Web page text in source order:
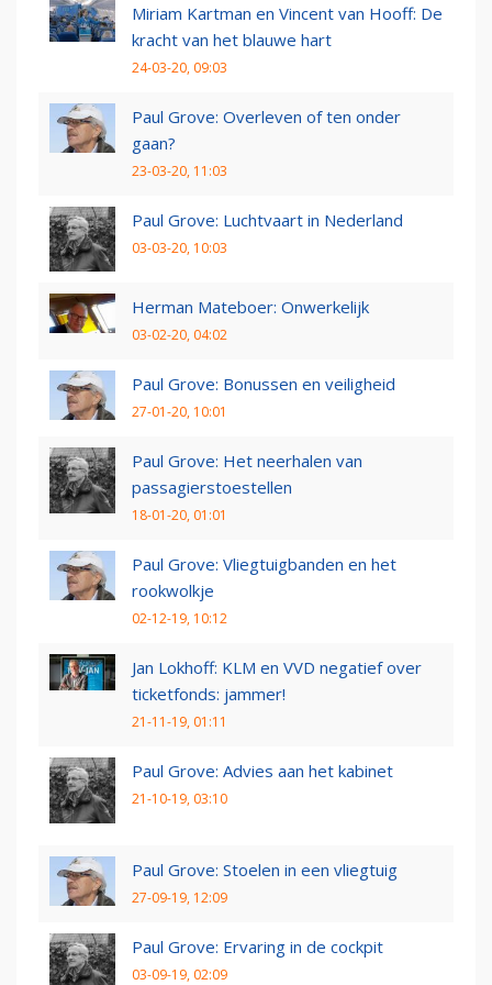
Miriam Kartman en Vincent van Hooff: De
kracht van het blauwe hart
24-03-20, 09:03
Paul Grove: Overleven of ten onder
gaan?
23-03-20, 11:03
Paul Grove: Luchtvaart in Nederland
03-03-20, 10:03
Herman Mateboer: Onwerkelijk
03-02-20, 04:02
Paul Grove: Bonussen en veiligheid
27-01-20, 10:01
Paul Grove: Het neerhalen van
passagierstoestellen
18-01-20, 01:01
Paul Grove: Vliegtuigbanden en het
rookwolkje
02-12-19, 10:12
Jan Lokhoff: KLM en VVD negatief over
ticketfonds: jammer!
21-11-19, 01:11
Paul Grove: Advies aan het kabinet
21-10-19, 03:10
Paul Grove: Stoelen in een vliegtuig
27-09-19, 12:09
Paul Grove: Ervaring in de cockpit
03-09-19, 02:09